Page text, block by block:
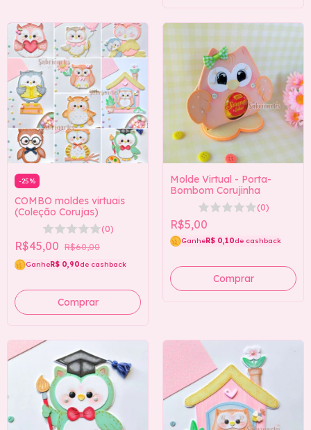
-25%
COMBO moldes virtuais
(Coleção Corujas)
(0)
R$45,00 R$60,00
GanheR$ 0,90de cashback
Molde Virtual - Porta-
Bombom Corujinha
(0)
R$5,00
GanheR$ 0,10de cashback